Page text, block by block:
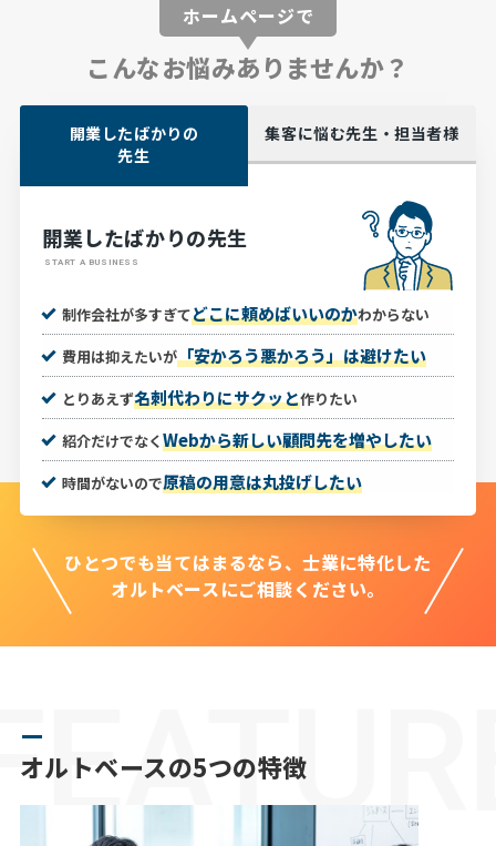
ホームページで
こんなお悩みありませんか？
開業したばかりの
先生
集客に悩む先生・担当者様
開業したばかりの先生
START A BUSINESS
制作会社が多すぎてどこに頼めばいいのかわからない
費用は抑えたいが「安かろう悪かろう」は避けたい
とりあえず名刺代わりにサクッと作りたい
紹介だけでなくWebから新しい顧問先を増やしたい
時間がないので原稿の用意は丸投げしたい
ひとつでも当てはまるなら、士業に特化した
オルトベースにご相談ください。
オルトベースの5つの特徴